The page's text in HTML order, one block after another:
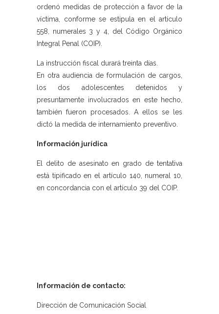
ordenó medidas de protección a favor de la
víctima, conforme se estipula en el artículo
558, numerales 3 y 4, del Código Orgánico
Integral Penal (COIP).
La instrucción fiscal durará treinta días.
En otra audiencia de formulación de cargos,
los dos adolescentes detenidos y
presuntamente involucrados en este hecho,
también fueron procesados. A ellos se les
dictó la medida de internamiento preventivo.
Información jurídica
El delito de asesinato en grado de tentativa
está tipificado en el artículo 140, numeral 10,
en concordancia con el artículo 39 del COIP.
Información de contacto:
Dirección de Comunicación Social